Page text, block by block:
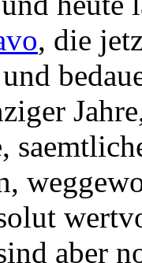
, die
aber